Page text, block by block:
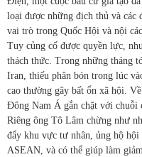
loại được những địch thủ và các
vai trò trong Quốc Hội và nội
Tuy củng cố được quyền lực,
thách thức. Trong những tháng
Iran, thiếu phân bón trong lúc
cao thường gây bất ổn xã hội.
Đông Nam Á gắn chặt với chuỗi
Riêng ông Tô Lâm chừng như
đẩy khu vực tư nhân, ủng hộ hội
ASEAN, và có thể giúp làm